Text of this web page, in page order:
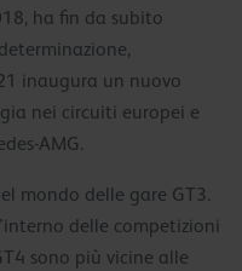
ha fin da subito
inaugura un nuovo
nei circuiti europei e
AMG.
mondo delle gare GT3.
delle competizioni
sono più vicine alle